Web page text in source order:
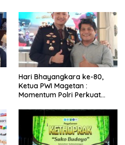
Hari Bhayangkara ke-80,
Ketua PWI Magetan :
Momentum Polri Perkuat